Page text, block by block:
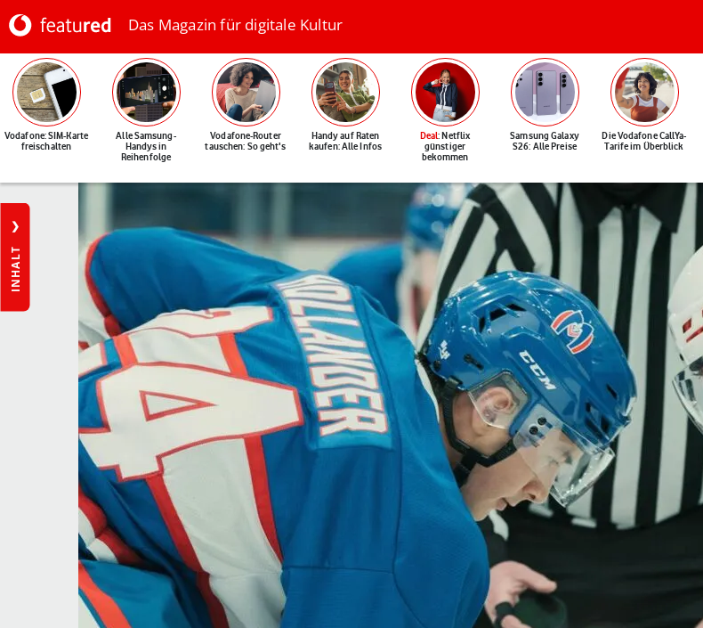
Das Magazin für digitale Kultur
Vodafone: SIM-Karte
freischalten
Alle Samsung-
Handys in
Reihenfolge
Vodafone-Router
tauschen: So geht's
Handy auf Raten
kaufen: Alle Infos
Deal: Netflix
günstiger
bekommen
Samsung Galaxy
S26: Alle Preise
Die Vodafone CallYa-
Tarife im Überblick
INHALT